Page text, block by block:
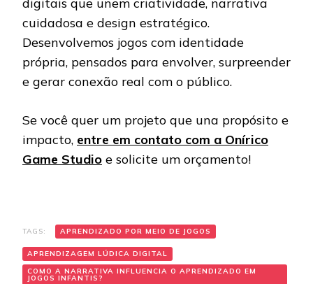
digitais que unem criatividade, narrativa
cuidadosa e design estratégico.
Desenvolvemos jogos com identidade
própria, pensados para envolver, surpreender
e gerar conexão real com o público.
Se você quer um projeto que una propósito e
impacto, entre em contato com a Onírico
Game Studio e solicite um orçamento!
TAGS: APRENDIZADO POR MEIO DE JOGOS
APRENDIZAGEM LÚDICA DIGITAL
COMO A NARRATIVA INFLUENCIA O APRENDIZADO EM
JOGOS INFANTIS?